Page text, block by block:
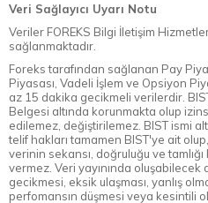
Veri Sağlayıcı Uyarı Notu
Veriler FOREKS Bilgi İletişim
sağlanmaktadır.
Foreks tarafından sağlanan Pay
Piyasası, Vadeli İşlem ve Opsiyon
az 15 dakika gecikmeli verilerdir.
Belgesi altında korunmakta olup
edilemez, değiştirilemez. BIST ismi
telif hakları tamamen BIST'ye ait
verinin sekansı, doğruluğu ve
vermez. Veri yayınında oluşabilecek
gecikmesi, eksik ulaşması, yanlış
perfomansın düşmesi veya kesintili